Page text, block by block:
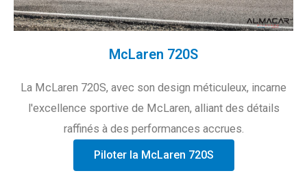
McLaren 720S
La McLaren 720S, avec son design méticuleux, incarne
l'excellence sportive de McLaren, alliant des détails
raffinés à des performances accrues.
Piloter la McLaren 720S